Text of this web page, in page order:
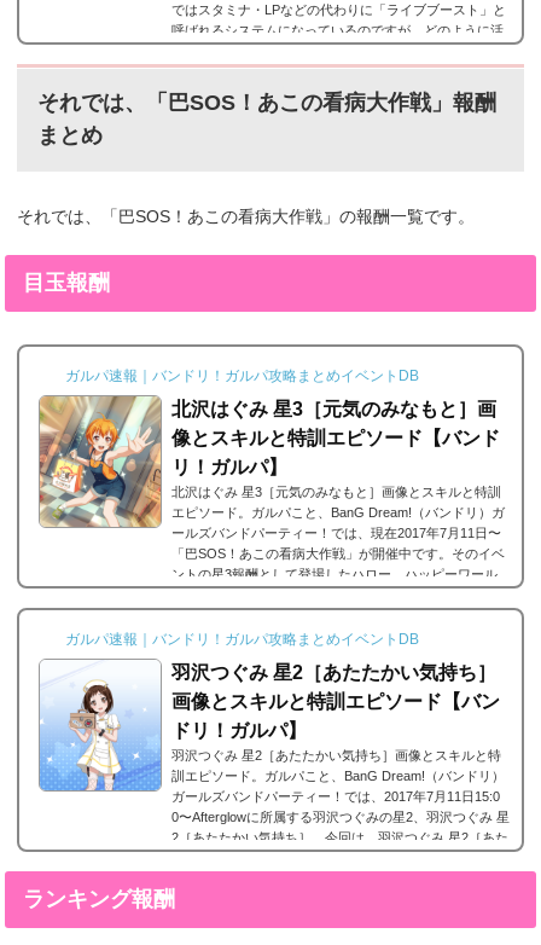
ではスタミナ・LPなどの代わりに「ライブブースト」と
呼ばれるシステムになっているのですが、どのように活
ストについての解説とスタミナがないシステムをどのよ
うに活躍していけばいいのかをまとめました。※5月9日
のアップデートで上限や消費量が変わったので最新版に
それでは、「巴SOS！あこの看病大作戦」報酬
まとめ
それでは、「巴SOS！あこの看病大作戦」の報酬一覧です。
目玉報酬
ガルパ速報｜バンドリ！ガルパ攻略まとめイベントDB
北沢はぐみ 星3［元気のみなもと］画
像とスキルと特訓エピソード【バンド
リ！ガルパ】
北沢はぐみ 星3［元気のみなもと］画像とスキルと特訓
エピソード。ガルパこと、BanG Dream!（バンドリ）ガ
ールズバンドパーティー！では、現在2017年7月11日〜
「巴SOS！あこの看病大作戦」が開催中です。そのイベ
ントの星3報酬として登場したハロー、ハッピーワール
のみなもと］。今回は、北沢はぐみ 星3［元気のみなも
と］の画像と特技と評価のまとめです。・・・μ'sの星空
のみなもと］※画像をタップ/クリックで画像拡大...
ガルパ速報｜バンドリ！ガルパ攻略まとめイベントDB
羽沢つぐみ 星2［あたたかい気持ち］
画像とスキルと特訓エピソード【バン
ドリ！ガルパ】
羽沢つぐみ 星2［あたたかい気持ち］画像とスキルと特
訓エピソード。ガルパこと、BanG Dream!（バンドリ）
ガールズバンドパーティー！では、2017年7月11日15:0
0〜Afterglowに所属する羽沢つぐみの星2、羽沢つぐみ 星
2［あたたかい気持ち］。今回は、羽沢つぐみ 星2［あた
クで画像拡大可能■特訓前■特訓後ステータス名前羽沢つ
ランキング報酬